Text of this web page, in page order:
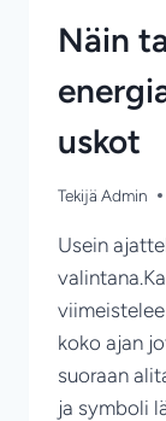
Näin
uskot
Tekijä Admin
Usein
koko ajan
suoraan
ja symboli